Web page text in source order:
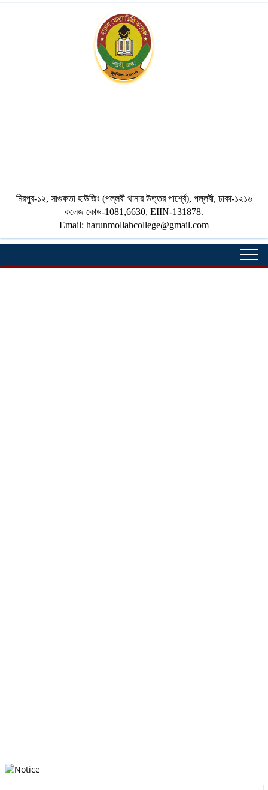
মিরপুর-১২, সাগুফতা হাউজিং (পল্লবী থানার উত্তর পার্শ্বে), পল্লবী, ঢাকা-১২১৬
কলেজ কোড-1081,6630, EIIN-131878.
Email: harunmollahcollege@gmail.com